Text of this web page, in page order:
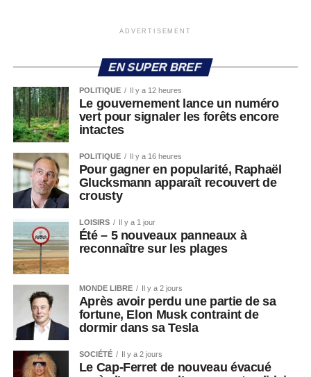
ADVERTISEMENT
EN SUPER BREF
POLITIQUE Il y a 12 heures
Le gouvernement lance un numéro
vert pour signaler les forêts encore
intactes
POLITIQUE Il y a 16 heures
Pour gagner en popularité, Raphaël
Glucksmann apparaît recouvert de
crousty
LOISIRS Il y a 1 jour
Été – 5 nouveaux panneaux à
reconnaître sur les plages
MONDE LIBRE Il y a 2 jours
Après avoir perdu une partie de sa
fortune, Elon Musk contraint de
dormir dans sa Tesla
SOCIÉTÉ Il y a 2 jours
Le Cap-Ferret de nouveau évacué